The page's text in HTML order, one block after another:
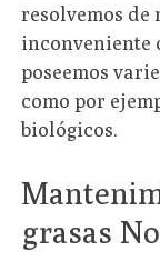
resolvemos
inconveniente
poseemos
como por
biológicos.
grasas